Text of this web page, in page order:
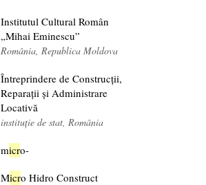
Institutul Cultural Român
„Mihai Eminescu”
România, Republica Moldova
Întreprindere de Construcții,
Reparații și Administrare
Locativă
instituție de stat, România
micro-
Micro Hidro Construct